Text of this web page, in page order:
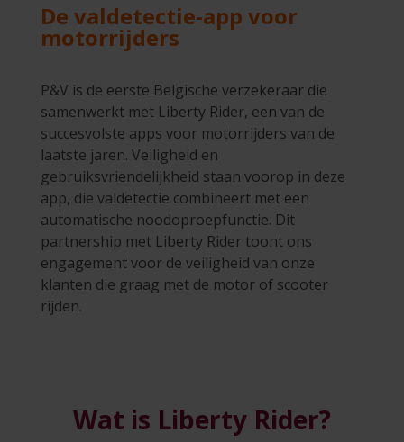
De valdetectie-app voor
motorrijders
P&V is de eerste Belgische verzekeraar die
samenwerkt met Liberty Rider, een van de
succesvolste apps voor motorrijders van de
laatste jaren. Veiligheid en
gebruiksvriendelijkheid staan voorop in deze
app, die valdetectie combineert met een
automatische noodoproepfunctie. Dit
partnership met Liberty Rider toont ons
engagement voor de veiligheid van onze
klanten die graag met de motor of scooter
rijden.
Wat is Liberty Rider?